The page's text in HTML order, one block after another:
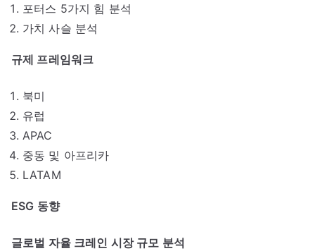
포터스 5가지 힘 분석
가치 사슬 분석
규제 프레임워크
북미
유럽
APAC
중동 및 아프리카
LATAM
ESG 동향
글로벌 자율 크레인 시장 규모 분석